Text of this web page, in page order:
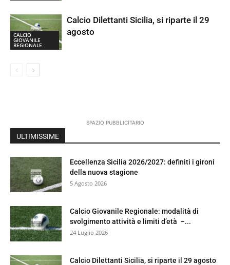
CALCIO
GIOVANILE
REGIONALE
Calcio Dilettanti Sicilia, si riparte il 29
agosto
SPAZIO PUBBLICITARIO
ULTIMISSIME
Eccellenza Sicilia 2026/2027: definiti i gironi
della nuova stagione
5 Agosto 2026
Calcio Giovanile Regionale: modalità di
svolgimento attività e limiti d’età –...
24 Luglio 2026
Calcio Dilettanti Sicilia, si riparte il 29 agosto